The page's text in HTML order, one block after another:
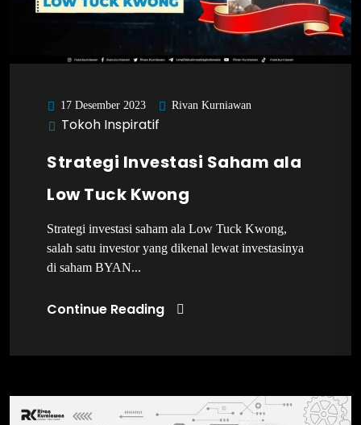
17 Desember 2023 Rivan Kurniawan
Tokoh Inspiratif
Strategi Investasi Saham ala
Low Tuck Kwong
Strategi investasi saham ala Low Tuck Kwong,
salah satu investor yang dikenal lewat investasinya
di saham BYAN...
Continue Reading